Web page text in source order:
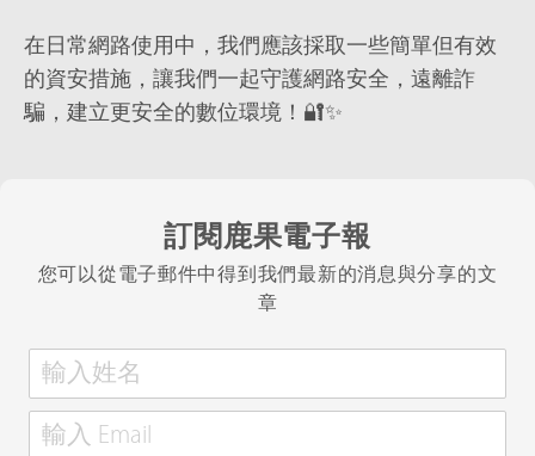
在日常網路使用中，我們應該採取一些簡單但有效
的資安措施，讓我們一起守護網路安全，遠離詐
騙，建立更安全的數位環境！🔐✨
訂閱鹿果電子報
您可以從電子郵件中得到我們最新的消息與分享的文
章